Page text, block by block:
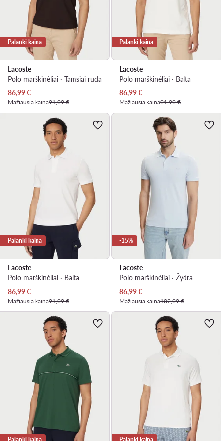
Palanki kaina
Lacoste
Polo marškinėliai · Tamsiai ruda
Dabartinė kaina
86,99€
Mažiausia kaina91,99 €
Palanki kaina
Lacoste
Polo marškinėliai · Balta
Dabartinė kaina
86,99€
Mažiausia kaina91,99 €
Palanki kaina
Lacoste
Polo marškinėliai · Balta
Dabartinė kaina
86,99€
Mažiausia kaina91,99 €
-15%
Lacoste
Polo marškinėliai · Žydra
Dabartinė kaina
86,99€
Mažiausia kaina102,99 €
Palanki kaina Palanki kaina